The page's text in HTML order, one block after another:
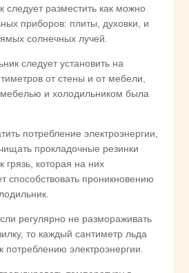
следует разместить как можно
приборов: плиты, духовки, и
солнечных лучей.
следует установить на
от стены и от мебели,
и холодильником была
потребление электроэнергии,
прокладочные резинки
грязь, которая на них
способствовать проникновению
регулярно не размораживать
то каждый сантиметр льда
потреблению электроэнергии.